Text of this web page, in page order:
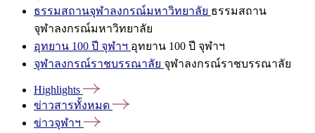
ธรรมสถานจุฬาลงกรณ์มหาวิทยาลัย ธรรมสถาน
จุฬาลงกรณ์มหาวิทยาลัย
อุทยาน 100 ปี จุฬาฯ อุทยาน 100 ปี จุฬาฯ
จุฬาลงกรณ์ราชบรรณาลัย จุฬาลงกรณ์ราชบรรณาลัย
Highlights
ข่าวสารทั้งหมด
ข่าวจุฬาฯ